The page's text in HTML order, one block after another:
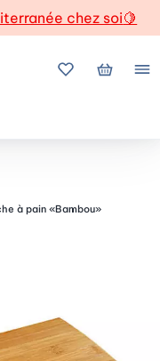
chez soi🍋
Mes favoris
Mon
à pain «Bambou»